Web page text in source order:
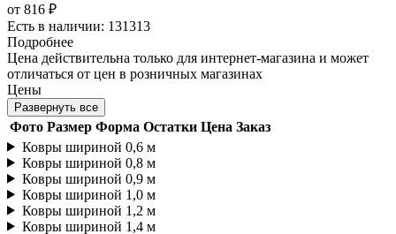
от 816 ₽
Есть в наличии: 131313
Подробнее
Цена действительна только для интернет-магазина и может
отличаться от цен в розничных магазинах
Цены
Развернуть все
Фото Размер Форма Остатки Цена Заказ
Ковры шириной 0,6 м
Ковры шириной 0,8 м
Ковры шириной 0,9 м
Ковры шириной 1,0 м
Ковры шириной 1,2 м
Ковры шириной 1,4 м